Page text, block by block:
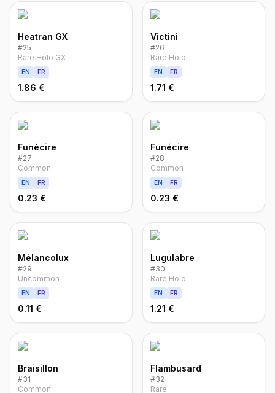
Heatran GX
#25
Rare Holo GX
EN FR
1.86 €
Victini
#26
Rare Holo
EN FR
1.71 €
Funécire
#27
Common
EN FR
0.23 €
Funécire
#28
Common
EN FR
0.23 €
Mélancolux
#29
Uncommon
EN FR
0.11 €
Lugulabre
#30
Rare Holo
EN FR
1.21 €
Braisillon
#31
Common
Flambusard
#32
Rare